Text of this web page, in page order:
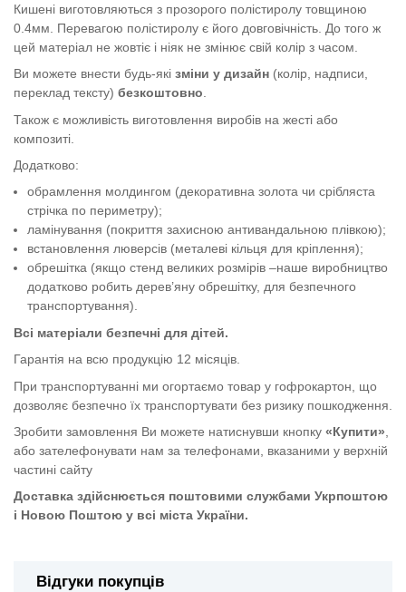
Кишені виготовляються з прозорого полістиролу товщиною
0.4мм. Перевагою полістиролу є його довговічність. До того ж
цей матеріал не жовтіє і ніяк не змінює свій колір з часом.
Ви можете внести будь-які зміни у дизайн (колір, надписи,
переклад тексту) безкоштовно.
Також є можливість виготовлення виробів на жесті або
композиті.
Додатково:
обрамлення молдингом (декоративна золота чи срібляста
стрічка по периметру);
ламінування (покриття захисною антивандальною плівкою);
встановлення люверсів (металеві кільця для кріплення);
обрешітка (якщо стенд великих розмірів –наше виробництво
додатково робить дерев’яну обрешітку, для безпечного
транспортування).
Всі матеріали безпечні для дітей.
Гарантія на всю продукцію 12 місяців.
При транспортуванні ми огортаємо товар у гофрокартон, що
дозволяє безпечно їх транспортувати без ризику пошкодження.
Зробити замовлення Ви можете натиснувши кнопку «Купити»
або зателефонувати нам за телефонами, вказаними у верхній
частині сайту
Доставка здійснюється поштовими службами Укрпоштою
і Новою Поштою у всі міста України.
Відгуки покупців